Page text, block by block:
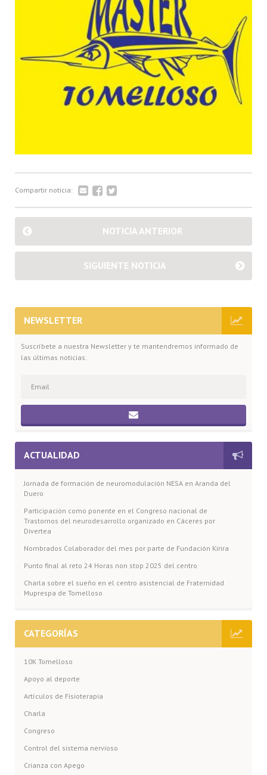
Compartir noticia:
NOTICIA ANTERIOR
SIGUIENTE NOTICIA
NEWSLETTER
Suscríbete a nuestra Newsletter y te mantendremos informado de
las últimas noticias.
ACTUALIDAD
Jornada de formación de neuromodulación NESA en Aranda del
Duero
Participación como ponente en el Congreso nacional de
Trastornos del neurodesarrollo organizado en Cáceres por
Divertea
Nombrados Colaborador del mes por parte de Fundación Kirira
Punto final al reto 24 Horas non stop 2025 del centro
Charla sobre el sueño en el centro asistencial de Fraternidad
Muprespa de Tomelloso
CATEGORÍAS
10K Tomelloso
Apoyo al deporte
Artículos de Fisioterapia
Charla
Congreso
Control del sistema nervioso
Crianza con Apego